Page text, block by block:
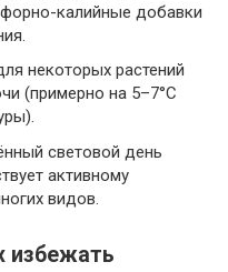
калийные добавки
некоторых растений
(примерно на 5–7°C
световой день
активному
видов.
избежать